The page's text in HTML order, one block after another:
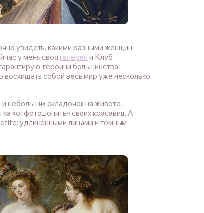
увидеть, какими разными женщин
у меня своя галерея и Клуб
героини большинства
собой весь мир уже несколько
небольших складочек на животе.
«отфотошопить» своих красавиц. А
удлиненными лицами и томным